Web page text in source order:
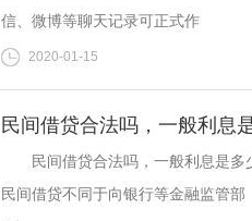
信、微博等聊天记录可正式作
2020-01-15
民间借贷合法吗，一般利息
民间借贷合法吗，一般利息是多少
民间借贷不同于向银行等金融监管部